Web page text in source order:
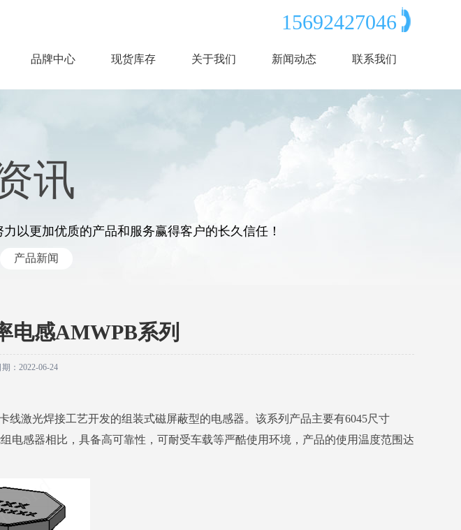
15692427046
品牌中心 现货库存 关于我们 新闻动态 联系我们
讯
以更加优质的产品和服务赢得客户的长久信任！
产品新闻
电感AMWPB系列
： 2022-06-24
激光焊接工艺开发的组装式磁屏蔽型的电感器。该系列产品主要有6045尺寸
电感器相比，具备高可靠性，可耐受车载等严酷使用环境，产品的使用温度范围达